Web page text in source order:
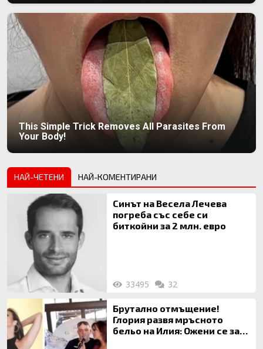
This Simple Trick Removes All Parasites From
Your Body!
НАЙ-ЧЕТЕНИ НАЙ-КОМЕНТИРАНИ
Синът на Весела Лечева
погреба със себе си
биткойни за 2 млн. евро
33495 32
Брутално отмъщение!
Глория развя мръсното
бельо на Илия: Ожени се за